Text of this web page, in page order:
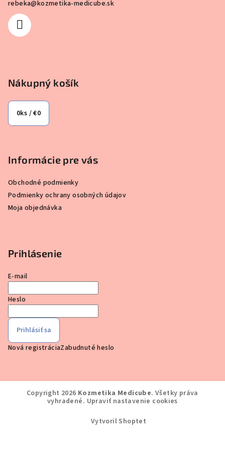
rebeka@kozmetika-medicube.sk
Nákupný košík
0ks /€0
Informácie pre vás
Obchodné podmienky
Podmienky ochrany osobných údajov
Moja objednávka
Prihlásenie
E-mail
Heslo
Prihlásiť sa
Nová registráciaZabudnuté heslo
Copyright 2026 Kozmetika Medicube. Všetky práva
vyhradené. Upraviť nastavenie cookies
Vytvoril Shoptet